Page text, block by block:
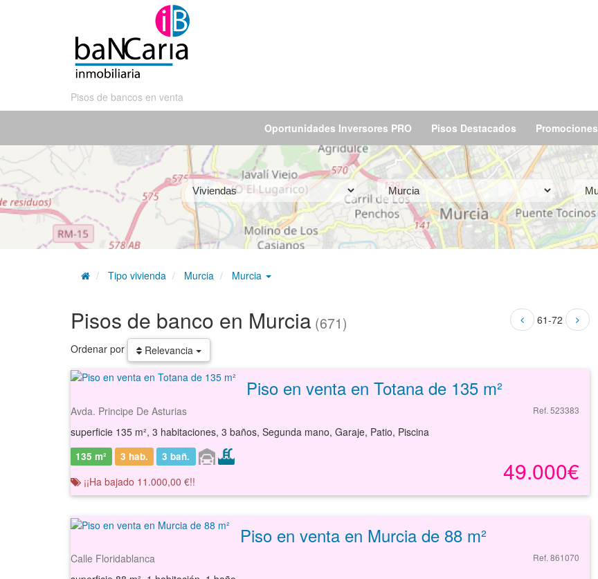
Pisos de bancos en venta
Oportunidades Inversores PRO Pisos Destacados Promociones
Tipo vivienda Murcia Murcia
61-72
Pisos de banco en Murcia (671)
Ordenar por Relevancia
Piso en venta en Totana de 135 m²
Avda. Principe De Asturias Ref. 523383
superficie 135 m², 3 habitaciones, 3 baños, Segunda mano, Garaje, Patio, Piscina
49.000€
135 m² 3 hab. 3 bañ.
¡¡Ha bajado 11.000,00 €!!
Piso en venta en Murcia de 88 m²
Calle Floridablanca Ref. 861070